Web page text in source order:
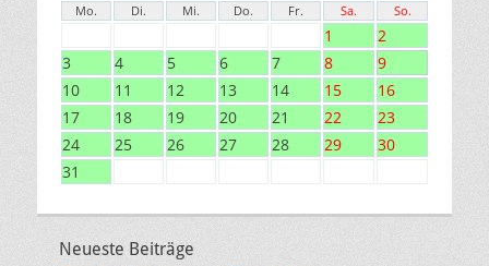
Mo. Di. Mi. Do. Fr. Sa. So.
1
2
3
4 5 6 7 8
9
10
11 12 13 14 15
16
17
18 19 20 21 22
23
24
25 26 27 28 29
30
31
Neueste Beiträge